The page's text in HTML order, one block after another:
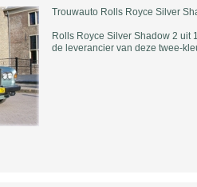
Trouwauto Rolls Royce Silver
Rolls Royce Silver Shadow 2
de leverancier van deze twee-